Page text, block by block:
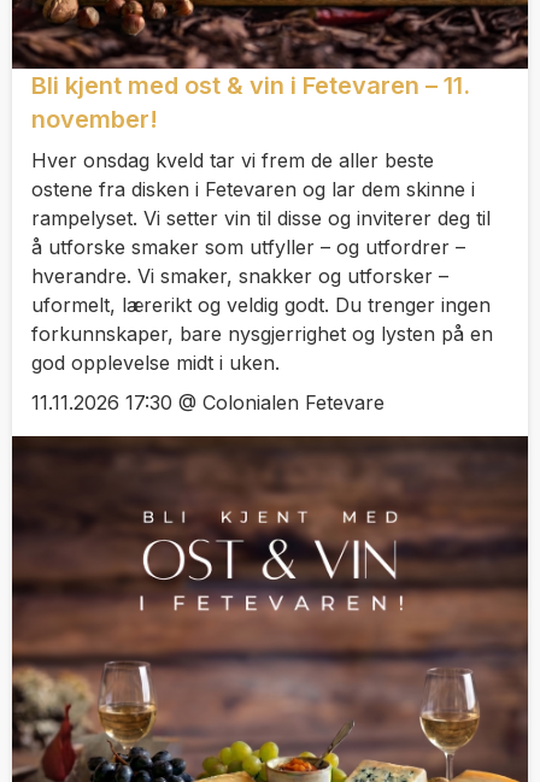
Bli kjent med ost & vin i Fetevaren – 11.
november!
Hver onsdag kveld tar vi frem de aller beste
ostene fra disken i Fetevaren og lar dem skinne i
rampelyset. Vi setter vin til disse og inviterer deg til
å utforske smaker som utfyller – og utfordrer –
hverandre. Vi smaker, snakker og utforsker –
uformelt, lærerikt og veldig godt. Du trenger ingen
forkunnskaper, bare nysgjerrighet og lysten på en
god opplevelse midt i uken.
11.11.2026 17:30 @ Colonialen Fetevare